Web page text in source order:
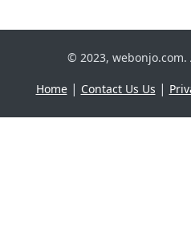
© 2023,
Home| Contact Us Us |